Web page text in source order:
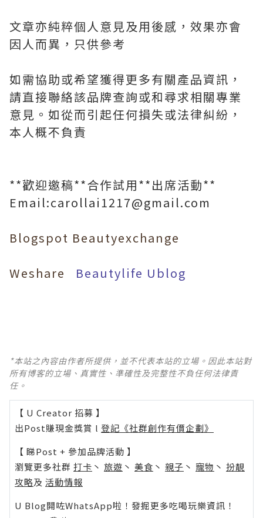
文章亦純粹個人意見及用後感，效果亦會
因人而異，只供參考
如需協助或希望獲得更多有關產品資訊，
請直接聯絡該品牌查詢或和尋求相關專業
意見。如從而引起任何損失或法律糾紛，
本人概不負責
**歡迎邀稿**合作試用**出席活動**
Email:carollai1217@gmail.com
Blogspot Beautyexchange
Weshare Beautylife Ublog
*本站之內容由作者所提供，並不代表本站的立場。因此本站對
所有博客的立場、真實性、準確性及完整性不負任何法律責
任。
【 U Creator 招募 】
出Post賺現金獎賞 l 登記《社群創作有價企劃》
【 睇Post + 參加品牌活動 】
瀏覽更多社群 打卡 丶 旅遊 丶 美食 丶 親子 丶 寵物 丶 扮靚
攻略及 活動情報
U Blog開咗WhatsApp啦！發掘更多吃喝玩樂資訊！